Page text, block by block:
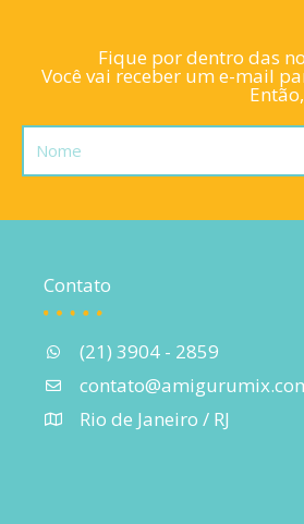
Fique por dentro das
Você vai receber um e-mail
Nome
Contato
(21) 3904 - 2859
Rio de Janeiro / RJ